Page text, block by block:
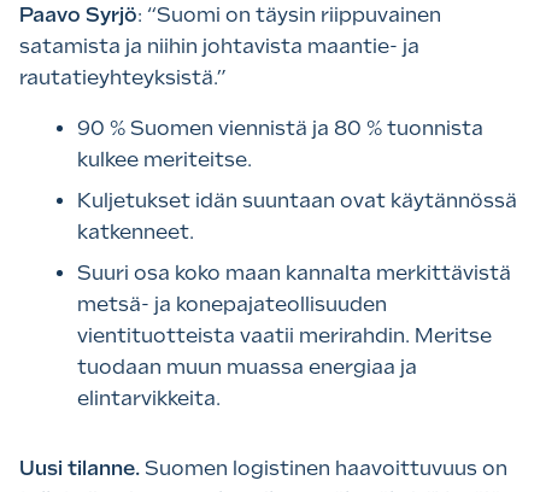
Paavo Syrjö: “Suomi on täysin riippuvainen
satamista ja niihin johtavista maantie- ja
rautatieyhteyksistä.”
90 % Suomen viennistä ja 80 % tuonnista
kulkee meriteitse.
Kuljetukset idän suuntaan ovat käytännössä
katkenneet.
Suuri osa koko maan kannalta merkittävistä
metsä- ja konepajateollisuuden
vientituotteista vaatii merirahdin. Meritse
tuodaan muun muassa energiaa ja
elintarvikkeita.
Uusi tilanne. Suomen logistinen haavoittuvuus on